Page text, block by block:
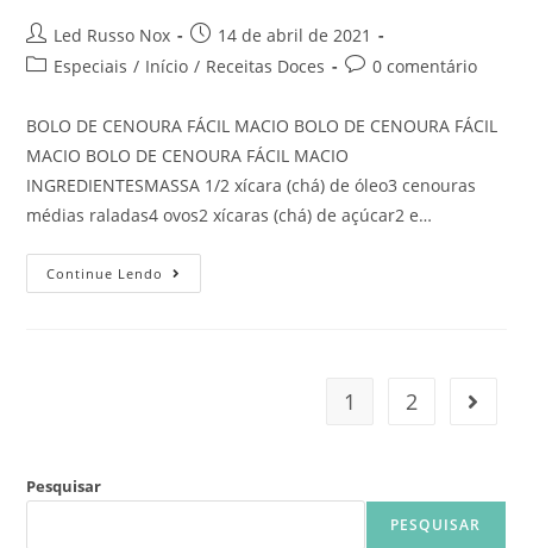
Led Russo Nox
14 de abril de 2021
Especiais / Início / Receitas Doces 0 comentário
BOLO DE CENOURA FÁCIL MACIO BOLO DE CENOURA FÁCIL
MACIO BOLO DE CENOURA FÁCIL MACIO
INGREDIENTESMASSA 1/2 xícara (chá) de óleo3 cenouras
médias raladas4 ovos2 xícaras (chá) de açúcar2 e…
Continue Lendo
1 2
Pesquisar
PESQUISAR